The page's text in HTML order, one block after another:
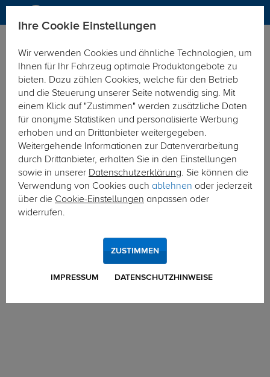
vorheriger Artikel nächster Artikel
Ihre Cookie Einstellungen
Wir verwenden Cookies und ähnliche Technologien, um
Ihnen für Ihr Fahrzeug optimale Produktangebote zu
bieten. Dazu zählen Cookies, welche für den Betrieb
und die Steuerung unserer Seite notwendig sing. Mit
einem Klick auf "Zustimmen" werden zusätzliche Daten
für anonyme Statistiken und personalisierte Werbung
erhoben und an Drittanbieter weitergegeben.
Weitergehende Informationen zur Datenverarbeitung
durch Drittanbieter, erhalten Sie in den Einstellungen
sowie in unserer Datenschutzerklärung. Sie können die
Verwendung von Cookies auch ablehnen oder jederzeit
über die Cookie-Einstellungen anpassen oder
widerrufen.
IMPRESSUM DATENSCHUTZHINWEISE
ZUSTIMMEN